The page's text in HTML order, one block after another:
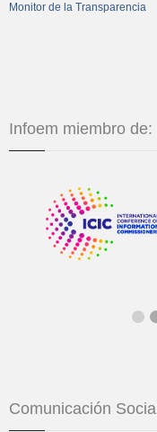
Monitor de la Transparencia
Infoem miembro de:
Comunicación Social